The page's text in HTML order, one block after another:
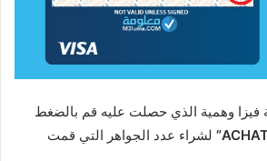
فيزا وهمية الذي حصلت عليه قم بالضغط
لشراء عدد الجواهر التي قمت